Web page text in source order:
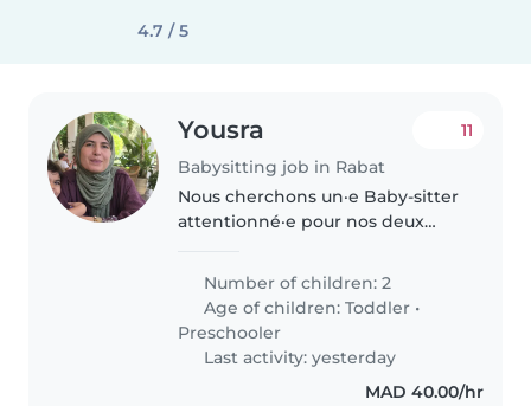
4.7 / 5
Yousra
Babysitting job in Rabat
11
Nous cherchons un·e Baby-sitter
attentionné·e pour nos deux
souriants. Un·e professionnel·le
patient·e pour s'occuper de nos
tout-petits de 2 et 4 ans..
Number of children: 2
Age of children:Toddler •
Preschooler
Last activity: yesterday
MAD 40.00/hr